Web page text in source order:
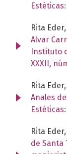
Rita Eder,
Alvar
Instituto
XXXII,
Rita Eder,
Anales
Rita Eder,
de Santa